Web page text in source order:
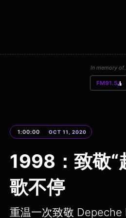
In memory of...
FM91.5
1:00:00 OCT 11, 2020
1998：致敬“
歌不停
重温一次致敬 Depeche